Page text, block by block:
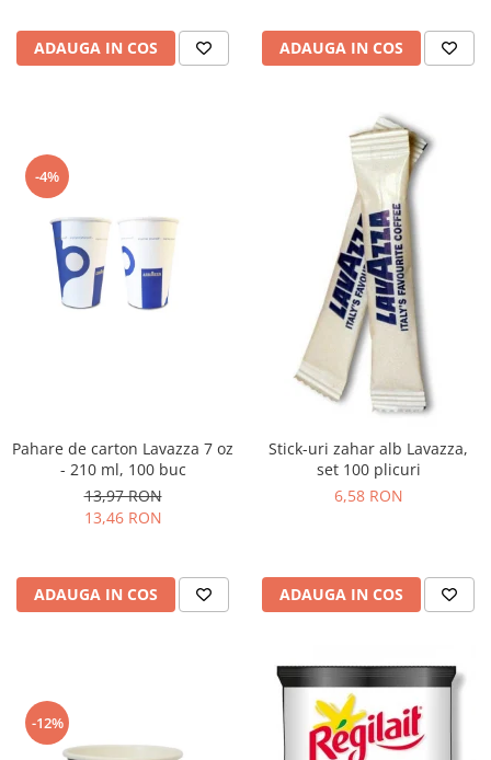
ADAUGA IN COS ADAUGA IN COS
-4%
Pahare de carton Lavazza 7 oz
- 210 ml, 100 buc
13,97 RON
13,46 RON
ADAUGA IN COS
Stick-uri zahar alb Lavazza,
set 100 plicuri
6,58 RON
ADAUGA IN COS
-12%